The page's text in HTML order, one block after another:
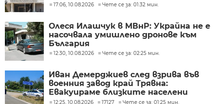
17:06, 10.08.2026 Чете се за: 01:32 мин.
Олеся Илашчук в МВнР: Украйна не е
насочвала умишлено дронове към
България
12:30, 10.08.2026 Чете се за: 02:25 мин.
Иван Демерджиев след взрива във
военния завод край Трявна:
Евакуираме близките населени
места
12:25, 10.08.2026 17127 Чете се за: 01:25 мин.